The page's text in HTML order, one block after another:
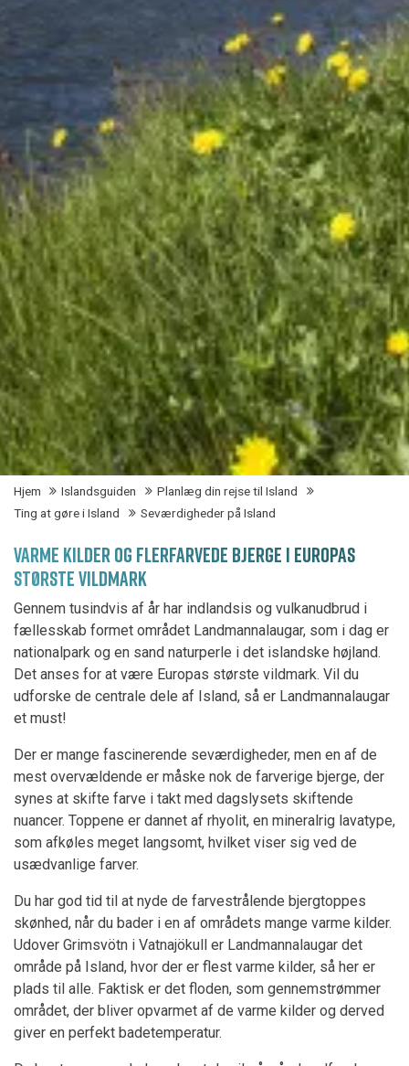
Hjem Islandsguiden
Planlæg din rejse til Island
Ting at gøre i Island
Seværdigheder på Island
VARME KILDER OG FLERFARVEDE BJERGE I EUROPAS
STØRSTE VILDMARK
Gennem tusindvis af år har indlandsis og vulkanudbrud i
fællesskab formet området Landmannalaugar, som i dag er
nationalpark og en sand naturperle i det islandske højland.
Det anses for at være Europas største vildmark. Vil du
udforske de centrale dele af Island, så er Landmannalaugar
et must!
Der er mange fascinerende seværdigheder, men en af de
mest overvældende er måske nok de farverige bjerge, der
synes at skifte farve i takt med dagslysets skiftende
nuancer. Toppene er dannet af rhyolit, en mineralrig lavatype,
som afkøles meget langsomt, hvilket viser sig ved de
usædvanlige farver.
Du har god tid til at nyde de farvestrålende bjergtoppes
skønhed, når du bader i en af områdets mange varme kilder.
Udover Grimsvötn i Vatnajökull er Landmannalaugar det
område på Island, hvor der er flest varme kilder, så her er
plads til alle. Faktisk er det floden, som gennemstrømmer
området, der bliver opvarmet af de varme kilder og derved
giver en perfekt badetemperatur.